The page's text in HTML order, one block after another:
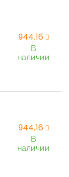
944,16
В
наличии
944,16
В
наличии